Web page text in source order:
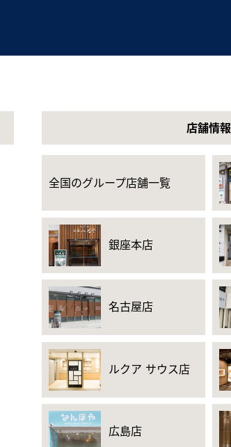
店舗情報
全国のグループ店舗一覧
銀座本店
名古屋店
ルクア サウス店
広島店